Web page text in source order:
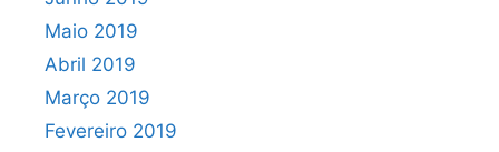
Maio 2019
Abril 2019
Março 2019
Fevereiro 2019